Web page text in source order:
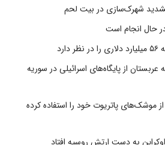
شهرک‌سازی در بیت‌ لحم
حال انجام است
از پایگاه‌های اسرائیلی در سوریه
۸۶ درصد از موشک‌های پاتریوت خود را استفاده کرده
اوکراین به دست ارتش روسیه افتاد